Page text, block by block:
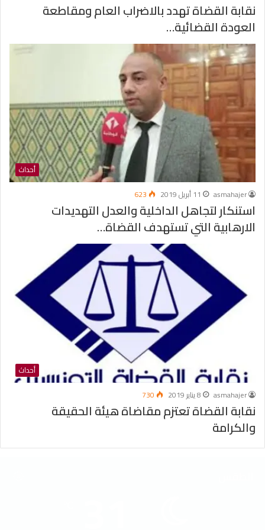
نقابة القضاة تهدد بالاضراب العام ومقاطعة
العودة القضائية…
أحداث
asmahajer
11 أبريل 2019 623
استنكار لتجاهل الداخلية والعدل التهديدات
الارهابية التي تستهدف القضاة…
أحداث
asmahajer
8 يناير 2019 730
نقابة القضاة تعتزم مقاضاة هيئة الحقيقة
والكرامة